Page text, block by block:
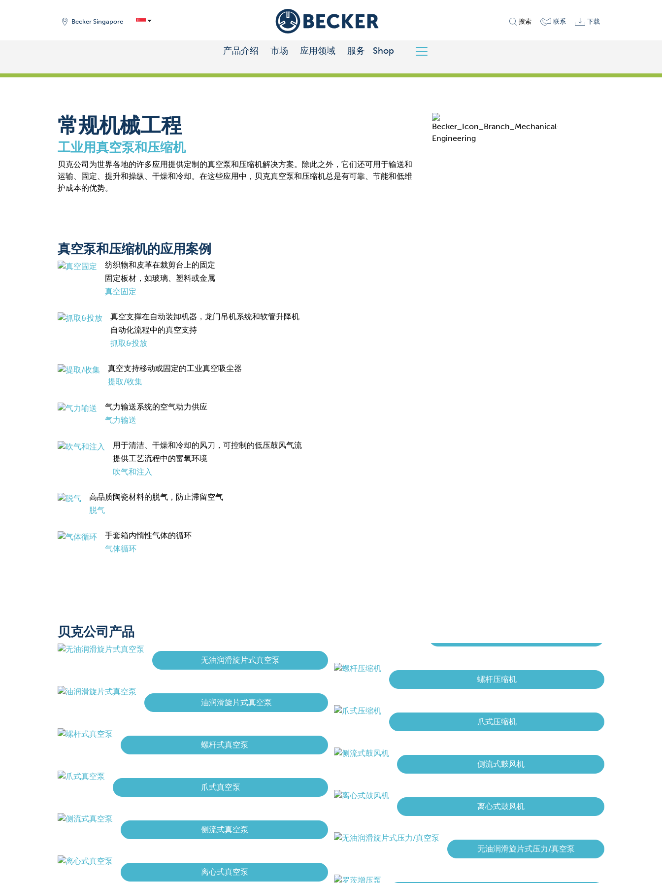
Becker Singapore 搜索 联系 下载
产品介绍 市场 应用领域 服务 Shop
常规机械工程
工业用真空泵和压缩机
贝克公司为世界各地的许多应用提供定制的真空泵和压缩机解决方案。除此之外，它们还可用于输送和
运输、固定、提升和操纵、干燥和冷却。在这些应用中，贝克真空泵和压缩机总是有可靠、节能和低维
护成本的优势。
真空泵和压缩机的应用案例
纺织物和皮革在裁剪台上的固定
固定板材，如玻璃、塑料或金属
真空固定
真空支撑在自动装卸机器，龙门吊机系统和软管升降机
自动化流程中的真空支持
抓取&投放
真空支持移动或固定的工业真空吸尘器
提取/收集
气力输送系统的空气动力供应
气力输送
用于清洁、干燥和冷却的风刀，可控制的低压鼓风气流
提供工艺流程中的富氧环境
吹气和注入
高品质陶瓷材料的脱气，防止滞留空气
脱气
手套箱内惰性气体的循环
气体循环
贝克公司产品
无油润滑旋片式真空泵
油润滑旋片式真空泵
螺杆式真空泵
爪式真空泵
侧流式真空泵
离心式真空泵
螺杆压缩机
爪式压缩机
侧流式鼓风机
离心式鼓风机
无油润滑旋片式压力/真空泵